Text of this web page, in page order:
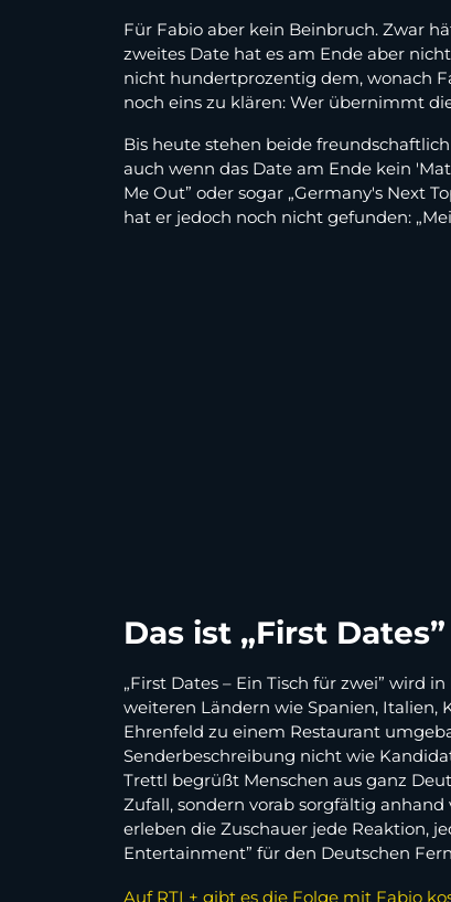
Für Fabio aber kein Beinbruch. Zwar
zweites Date hat es am Ende aber
nicht hundertprozentig dem, wonach
noch eins zu klären: Wer übernimmt
Bis heute stehen beide
auch wenn das Date am Ende kein
Me Out” oder sogar „Germany's Next
hat er jedoch noch nicht gefunden:
Das ist „First Dates”
„First Dates – Ein Tisch für zwei” wird
weiteren Ländern wie Spanien, Italien,
Ehrenfeld zu einem Restaurant
Senderbeschreibung nicht wie
Trettl begrüßt Menschen aus ganz
Zufall, sondern vorab sorgfältig
erleben die Zuschauer jede Reaktion,
Entertainment” für den Deutschen
Auf RTL+ gibt es die Folge mit Fabio